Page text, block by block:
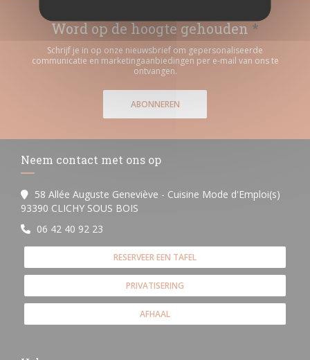
Word op de hoogte gehouden *
Schrijf je in op onze nieuwsbrief om gepersonaliseerde
communicatie en marketingaanbiedingen per e-mail van ons te
ontvangen.
ABONNEREN
Neem contact met ons op
58 Allée Auguste Geneviève - Cuisine Mode d'Emploi(s)
93390 CLICHY SOUS BOIS
06 42 40 92 23
RESERVEER EEN TAFEL
PRIVATISERING
AFHAAL